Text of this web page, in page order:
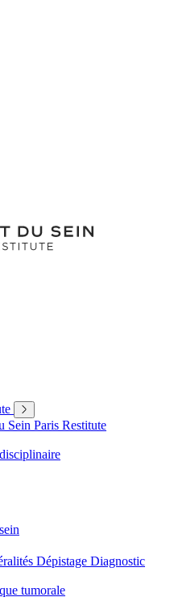
Sein Paris Restitute
Dépistage Diagnostic
tumorale